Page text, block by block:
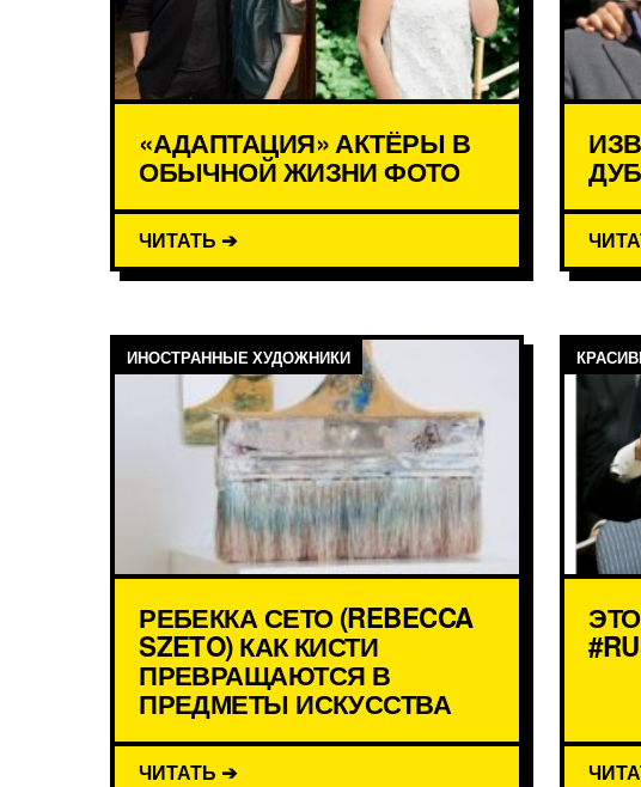
«АДАПТАЦИЯ» АКТЁРЫ В
ОБЫЧНОЙ ЖИЗНИ ФОТО
ЧИТАТЬ ➔
ИНОСТРАННЫЕ ХУДОЖНИКИ
РЕБЕККА СЕТО (REBECCA
SZETO) КАК КИСТИ
ПРЕВРАЩАЮТСЯ В
ПРЕДМЕТЫ ИСКУССТВА
ЧИТАТЬ ➔